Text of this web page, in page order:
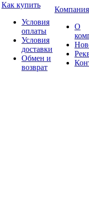
Как купить
Условия
оплаты
Условия
доставки
Обмен и
возврат
Компания
О